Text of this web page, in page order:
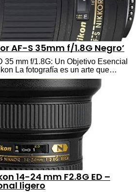
AF-S 35mm f/1.8G Negro’
35 mm f/1.8G: Un Objetivo Esencial
La fotografía es un arte que…
14-24 mm F2.8G ED –
ligero